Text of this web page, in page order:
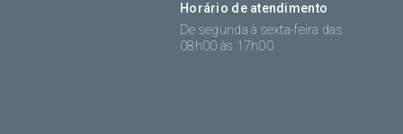
Horário de atendimento
De segunda à sexta-feira das
08h00 às 17h00